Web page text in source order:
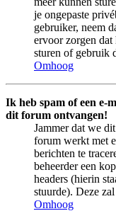
je ongepaste
gebruiker, neem
ervoor zorgen
sturen of gebruik
Omhoog
Ik heb spam of een e-
dit forum ontvangen!
Jammer dat we
forum werkt met
berichten te
beheerder een
headers (hierin
stuurde). Deze
Omhoog